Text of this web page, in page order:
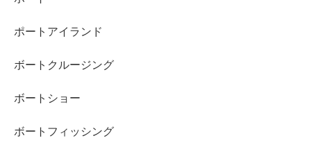
ポートアイランド
ボートクルージング
ボートショー
ボートフィッシング